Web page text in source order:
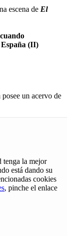
escena de El
España (II)
un acervo de
tenga la mejor
está dando su
cookies
, pinche el enlace